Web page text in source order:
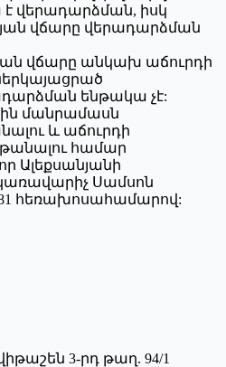
վերադարձման, իսկ
վճարը վերադարձման
վճարը անկախ աճուրդի
ենթակա չէ:
մանրամասն
և աճուրդի
համար
Ալեքսանյանի
Սամսոն
հեռախոսահամարով:
3-րդ թաղ. 94/1